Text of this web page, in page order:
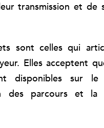
transmission et de
sont celles qui
Elles acceptent
disponibles sur
des parcours et la